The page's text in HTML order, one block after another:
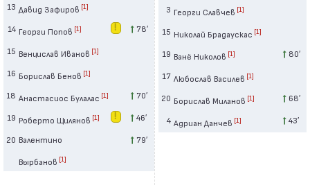
13 Давид Зафиров [1]
14 Георги Попов [1] 78′
15 Венцислав Иванов [1]
16 Борислав Бенов [1]
18 Анастасиос Булалас [1] 70′
19 Роберто Щилянов [1] 46′
20 Валентино
Вырбанов [1]
79′
3 Георги Славчев [1]
15 Николай Брадаускас [1]
19 Ванё Николов [1] 80′
17 Любослав Василев [1]
20 Борислав Миланов [1] 68′
4 Адриан Данчев [1] 43′